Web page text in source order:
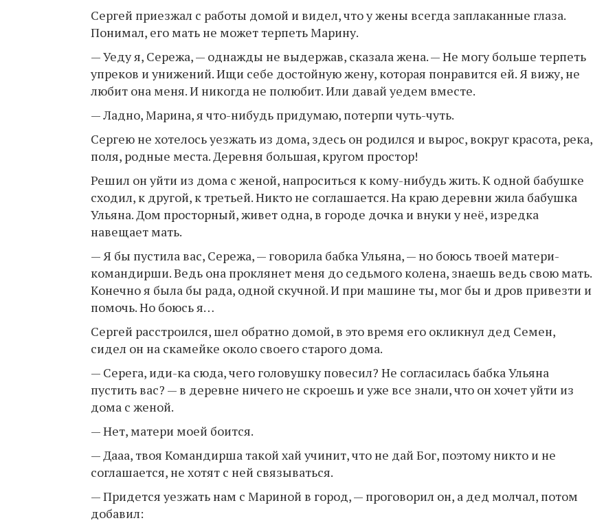
Сергей приезжал с работы домой и видел, что у жены всегда заплаканные глаза.
Понимал, его мать не может терпеть Марину.
— Уеду я, Сережа, — однажды не выдержав, сказала жена. — Не могу больше терпеть
упреков и унижений. Ищи себе достойную жену, которая понравится ей. Я вижу, не
любит она меня. И никогда не полюбит. Или давай уедем вместе.
— Ладно, Марина, я что-нибудь придумаю, потерпи чуть-чуть.
Сергею не хотелось уезжать из дома, здесь он родился и вырос, вокруг красота, река,
поля, родные места. Деревня большая, кругом простор!
Решил он уйти из дома с женой, напроситься к кому-нибудь жить. К одной бабушке
сходил, к другой, к третьей. Никто не соглашается. На краю деревни жила бабушка
Ульяна. Дом просторный, живет одна, в городе дочка и внуки у неё, изредка
навещает мать.
— Я бы пустила вас, Сережа, — говорила бабка Ульяна, — но боюсь твоей матери-
командирши. Ведь она проклянет меня до седьмого колена, знаешь ведь свою мать.
Конечно я была бы рада, одной скучной. И при машине ты, мог бы и дров привезти и
помочь. Но боюсь я…
Сергей расстроился, шел обратно домой, в это время его окликнул дед Семен,
сидел он на скамейке около своего старого дома.
— Серега, иди-ка сюда, чего головушку повесил? Не согласилась бабка Ульяна
пустить вас? — в деревне ничего не скроешь и уже все знали, что он хочет уйти из
дома с женой.
— Нет, матери моей боится.
— Дааа, твоя Командирша такой хай учинит, что не дай Бог, поэтому никто и не
соглашается, не хотят с ней связываться.
— Придется уезжать нам с Мариной в город, — проговорил он, а дед молчал, потом
добавил: